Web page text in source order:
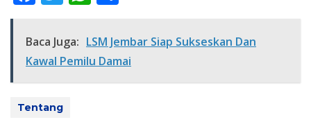
e
b
o
o
itt
er
at
s
A
ar
e
Baca Juga: LSM Jembar Siap Sukseskan Dan
Kawal Pemilu Damai
Tentang